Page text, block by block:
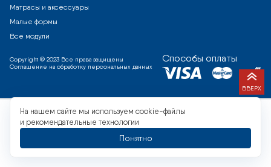
Матрасы и аксессуары
Малые формы
Все модули
Copyright © 2023 Все права защищены
Соглашение на обработку персональных данных
Способы оплаты
ВВЕРХ
На нашем сайте мы используем cookie-файлы
и рекомендательные технологии
Понятно